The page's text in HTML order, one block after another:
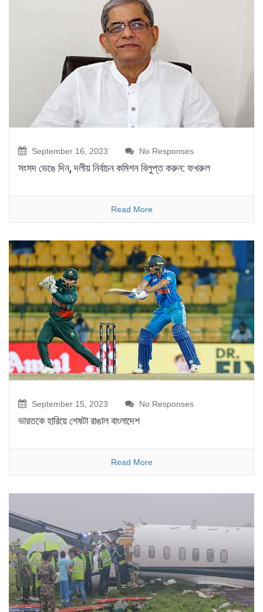
September 16, 2023 No Responses
সংসদ ভেঙে দিন, দলীয় নির্বাচন কমিশন বিলুপ্ত করুন: ফখরুল
Read More
September 15, 2023 No Responses
ভারতকে হারিয়ে শেষটা রাঙাল বাংলাদেশ
Read More